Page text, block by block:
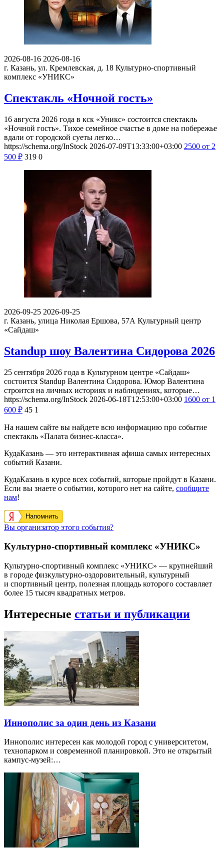
2026-08-16 2026-08-16
г. Казань, ул. Кремлевская, д. 18 Культурно-спортивный
комплекс «УНИКС»
Спектакль «Ночной гость»
16 августа 2026 года в кск «Уникс» состоится спектакль
«Ночной гость». Тихое семейное счастье в доме на побережье
вдали от городской суеты легко…
https://schema.org/InStock 2026-07-09T13:33:00+03:00 2500 от 2
500 ₽ 319 0
2026-09-25 2026-09-25
г. Казань, улица Николая Ершова, 57А Культурный центр
«Сайдаш»
Standup шоу Валентина Сидорова 2026
25 сентября 2026 года в Культурном центре «Сайдаш»
состоится Standup Валентина Сидорова. Юмор Валентина
строится на личных историях и наблюдениях, которые…
https://schema.org/InStock 2026-06-18T12:53:00+03:00 1600 от 1
600 ₽ 45 1
На нашем сайте вы найдете всю информацию про событие
спектакль «Палата бизнес-класса».
КудаКазань — это интерактивная афиша самых интересных
событий Казани.
КудаКазань в курсе всех событий, которые пройдут в Казани.
Если вы знаете о событии, которого нет на сайте, сообщите
нам!
Напомнить
Вы организатор этого события?
Культурно-спортивный комплекс «УНИКС»
Культурно-спортивный комплекс «УНИКС» — крупнейший
в городе физкультурно-оздоровительный, культурный
и спортивный центр, полезная площадь которого составляет
более 15 тысяч квадратных метров.
Интересные статьи и публикации
Иннополис за один день из Казани
Иннополис интересен как молодой город с университетом,
технопарком и современной планировкой. Это не открытый
кампус-музей:…